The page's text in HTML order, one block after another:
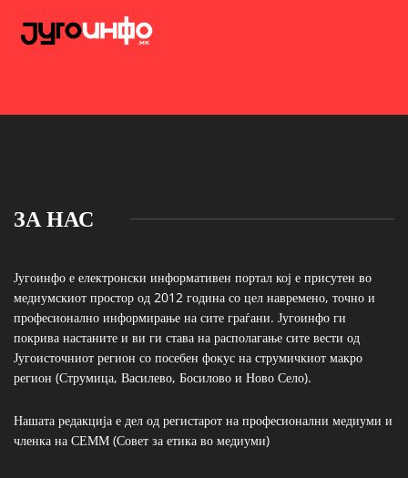
ЗА НАС
Југоинфо е електронски информативен портал кој е присутен во
медиумскиот простор од 2012 година со цел навремено, точно и
професионално информирање на сите граѓани. Југоинфо ги
покрива настаните и ви ги става на располагање сите вести од
Југоисточниот регион со посебен фокус на струмичкиот макро
регион (Струмица, Василево, Босилово и Ново Село).
Нашата редакција е дел од регистарот на професионални медиуми и
членка на СЕММ (Совет за етика во медиуми)